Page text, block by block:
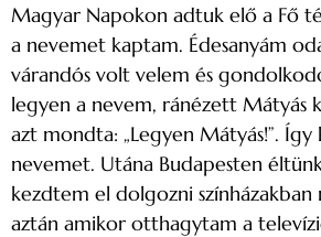
Magyar Napokon adtuk elő a Fő
a nevemet kaptam. Édesanyám
várandós volt velem és
legyen a nevem, ránézett Mátyás
azt mondta: „Legyen Mátyás!”. Így
nevemet. Utána Budapesten
kezdtem el dolgozni
aztán amikor otthagytam a